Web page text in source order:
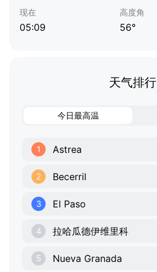
现在
05:09
高度角
56°
天气排行
今日最高温
1 Astrea
2 Becerril
3 El Paso
4 拉哈瓜德伊维里科
5 Nueva Granada